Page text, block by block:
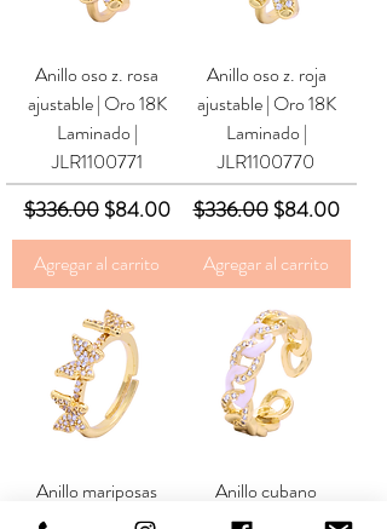
Anillo oso z. rosa
ajustable | Oro 18K
Laminado |
JLR1100771
Precio
$336.00 Precio de oferta
$84.00
Agregar al carrito
Anillo oso z. roja
ajustable | Oro 18K
Laminado |
JLR1100770
Precio
$336.00 Precio de oferta
$84.00
Agregar al carrito
Anillo mariposas
ajustable | Oro 18K
Anillo cubano
ajustable | Oro 18K